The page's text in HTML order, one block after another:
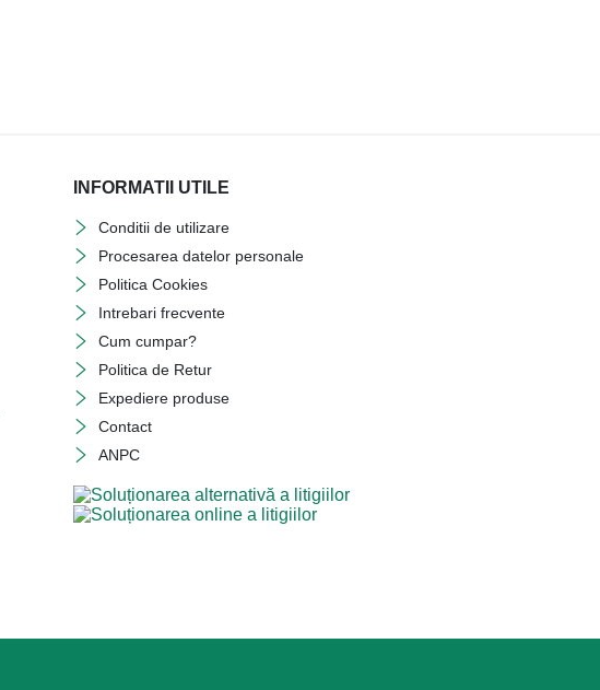
INFORMATII UTILE
Conditii de utilizare
Procesarea datelor personale
Politica Cookies
Intrebari frecvente
Cum cumpar?
Politica de Retur
Expediere produse
Contact
ANPC